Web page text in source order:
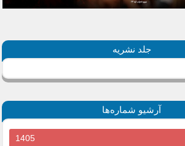
جلد نشریه
آرشیو شماره‌ها
1405